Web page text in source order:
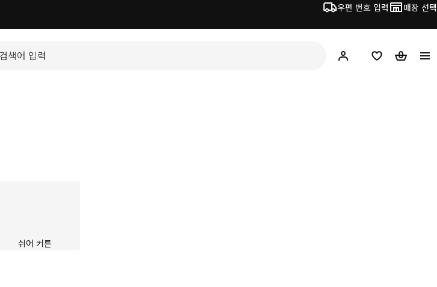
우편 번호 입력 매장 선택
Hej! 로그인 하기
위시리스트장바구니
쉬어 커튼